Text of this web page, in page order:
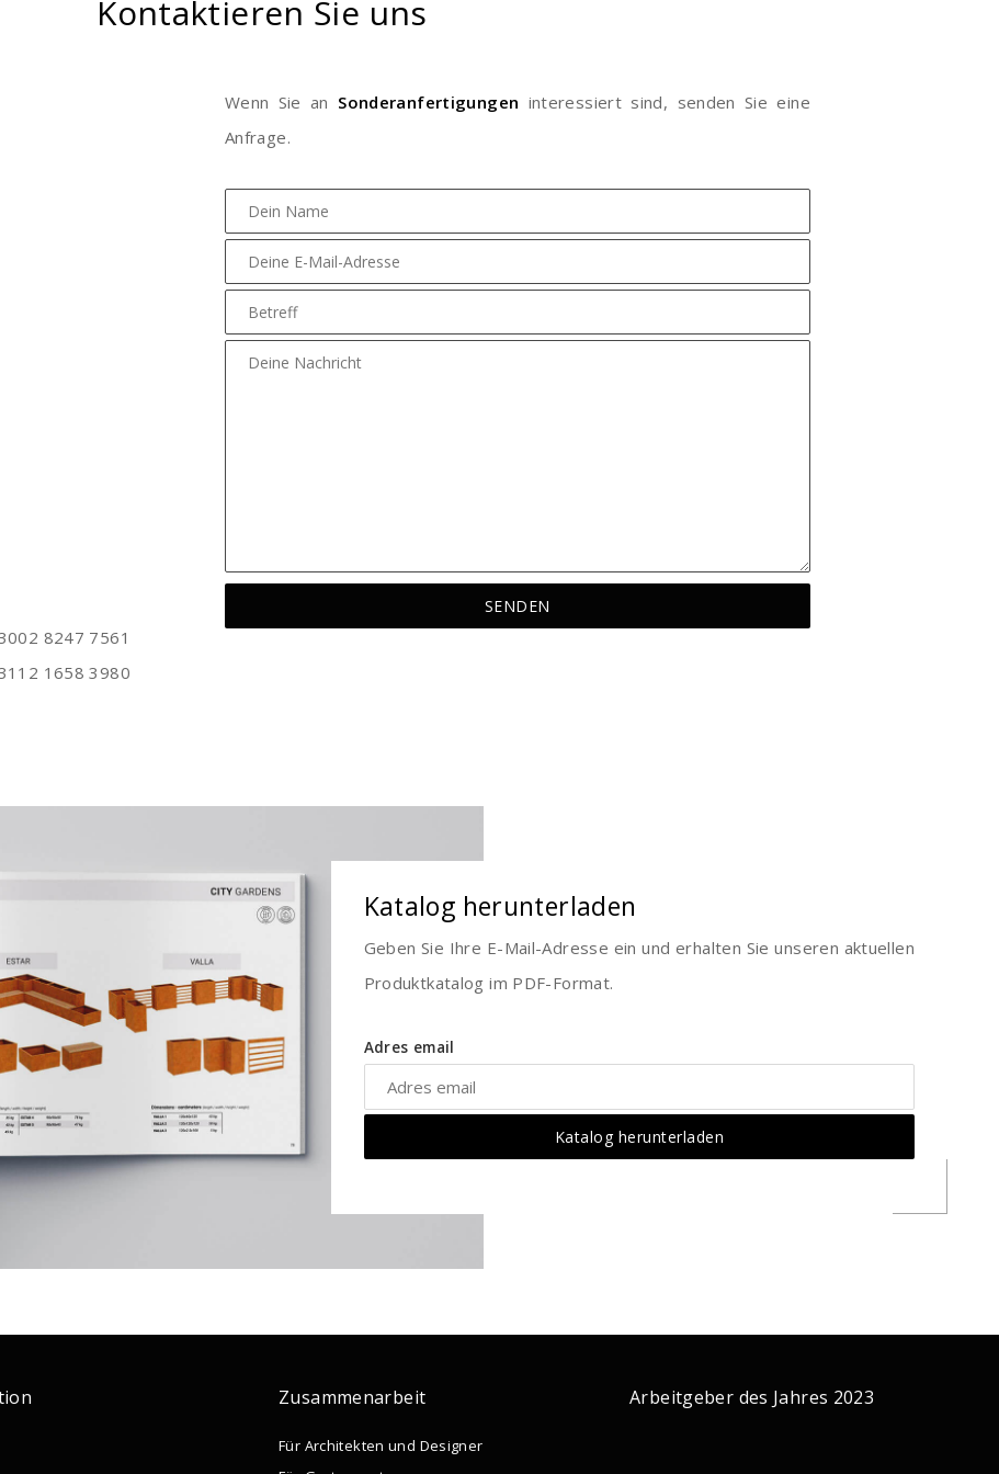
Kontaktieren Sie uns
8247 7561
1658 3980
Wenn Sie an Sonderanfertigungen interessiert sind, senden Sie eine
Anfrage.
Katalog herunterladen
Geben Sie Ihre E-Mail-Adresse ein und erhalten Sie unseren aktuellen
Produktkatalog im PDF-Format.
Adres email
Zusammenarbeit
Für Architekten und Designer
Arbeitgeber des Jahres 2023